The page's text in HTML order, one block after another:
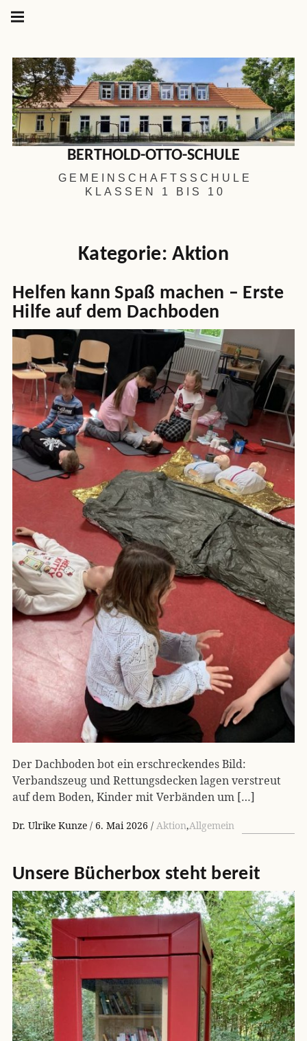
Springe
zum
BERTHOLD-OTTO-SCHULE
GEMEINSCHAFTSSCHULE
KLASSEN 1 BIS 10
Kategorie:Aktion
Helfen kann Spaß machen – Erste
Hilfe auf dem Dachboden
Der Dachboden bot ein erschreckendes Bild:
Verbandszeug und Rettungsdecken lagen verstreut
auf dem Boden, Kinder mit Verbänden um […]
Dr. Ulrike Kunze 6. Mai 2026 Aktion,Allgemein
Unsere Bücherbox steht bereit